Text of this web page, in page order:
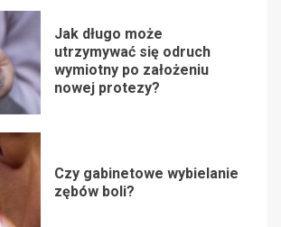
Jak długo może
utrzymywać się odruch
wymiotny po założeniu
nowej protezy?
Czy gabinetowe wybielanie
zębów boli?